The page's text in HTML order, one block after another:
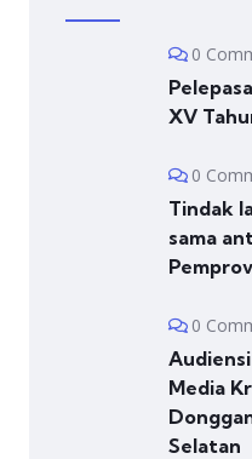
0
XV
0
Tindak
sama
0
Media
Selatan